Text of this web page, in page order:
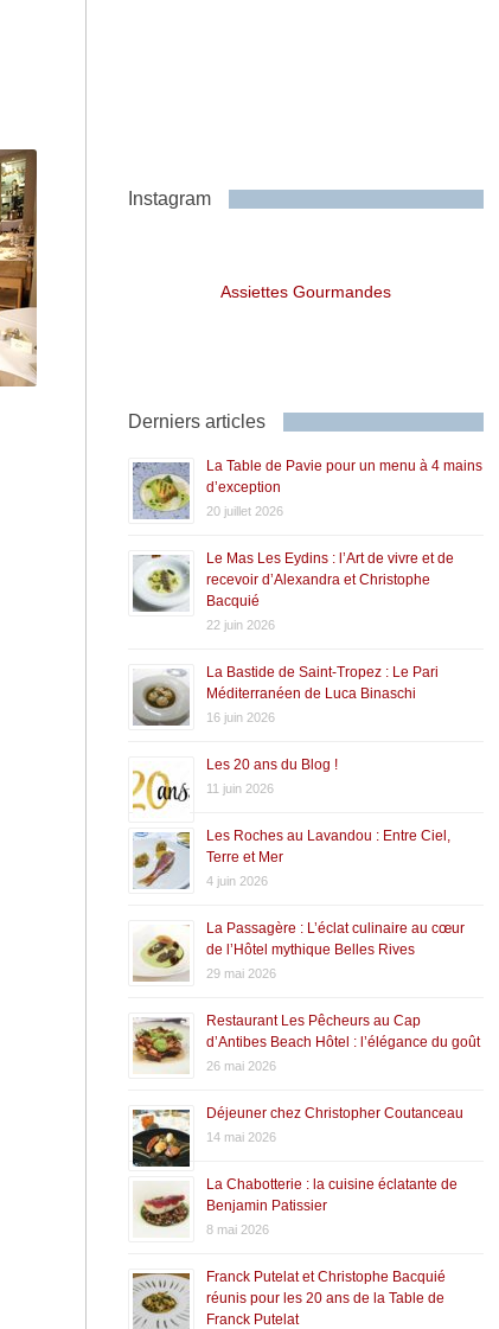
Instagram
Assiettes Gourmandes
Derniers articles
La Table de Pavie pour un menu à 4 mains
d’exception
20 juillet 2026
Le Mas Les Eydins : l’Art de vivre et de
recevoir d’Alexandra et Christophe
Bacquié
22 juin 2026
La Bastide de Saint-Tropez : Le Pari
Méditerranéen de Luca Binaschi
16 juin 2026
Les 20 ans du Blog !
11 juin 2026
Les Roches au Lavandou : Entre Ciel,
Terre et Mer
4 juin 2026
La Passagère : L’éclat culinaire au cœur
de l’Hôtel mythique Belles Rives
29 mai 2026
Restaurant Les Pêcheurs au Cap
d’Antibes Beach Hôtel : l’élégance du goût
26 mai 2026
Déjeuner chez Christopher Coutanceau
14 mai 2026
La Chabotterie : la cuisine éclatante de
Benjamin Patissier
8 mai 2026
Franck Putelat et Christophe Bacquié
réunis pour les 20 ans de la Table de
Franck Putelat